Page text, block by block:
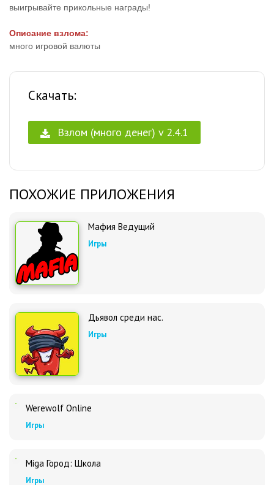
выигрывайте прикольные награды!
Описание взлома:
много игровой валюты
Скачать:
Взлом (много денег) v 2.4.1
ПОХОЖИЕ ПРИЛОЖЕНИЯ
Мафия Ведущий
Игры
Дьявол среди нас.
Игры
Werewolf Online
Игры
Miga Город: Школа
Игры